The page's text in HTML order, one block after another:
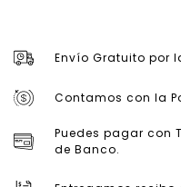
Envío Gratuito por
Contamos con la
Puedes pagar con
de Banco.